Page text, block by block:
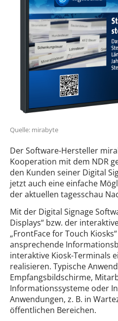
Quelle: mirabyte
Der Software-Hersteller
Kooperation mit dem NDR
den Kunden seiner Digital
jetzt auch eine einfache
der aktuellen tagesschau
Mit der Digital Signage
Displays“ bzw. der
„FrontFace for Touch
ansprechende
interaktive Kiosk-Terminals
realisieren. Typische
Empfangsbildschirme,
Informationssysteme oder
Anwendungen, z. B. in
öffentlichen Bereichen.